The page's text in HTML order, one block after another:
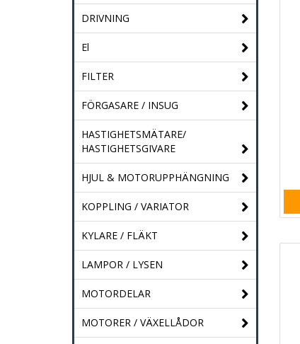
DRIVNING
El
FILTER
FÖRGASARE / INSUG
HASTIGHETSMÄTARE/
HASTIGHETSGIVARE
HJUL & MOTORUPPHÄNGNING
KOPPLING / VARIATOR
KYLARE / FLÄKT
LAMPOR / LYSEN
MOTORDELAR
MOTORER / VÄXELLÅDOR